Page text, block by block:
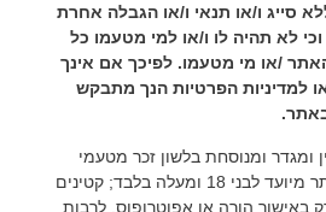
סייג ו/או תנאי ו/או הגבלה אחרת
לא תהיה לו ו/או למי מטעמו כל
/או מי מטעמו. לפיכך אם אינך
למדיניות הפרטיות הנך מתבקש
ומגדר ומנוסחת בלשון זכר מטעמי
נוחות בלבד. השימוש באתר מיועד לבני 18 ומעלה בלבד; קטינים
הורה או אפוטרופוס, לרבות